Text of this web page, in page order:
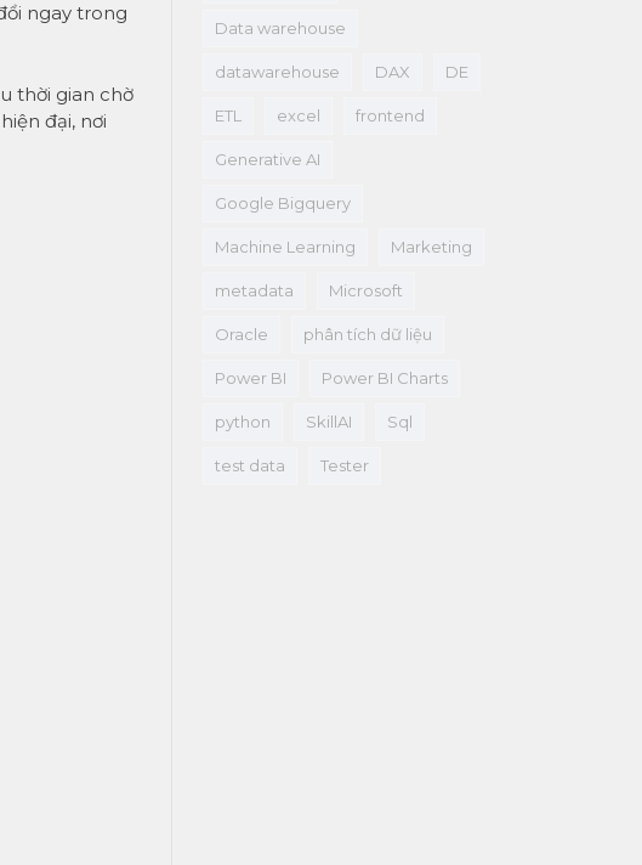
ngay trong
thời gian chờ
đại, nơi
Data warehouse
datawarehouse DAX DE
ETL excel frontend
Generative AI
Google Bigquery
Machine Learning Marketing
metadata Microsoft
Oracle phân tích dữ liệu
Power BI Power BI Charts
python SkillAI Sql
test data Tester